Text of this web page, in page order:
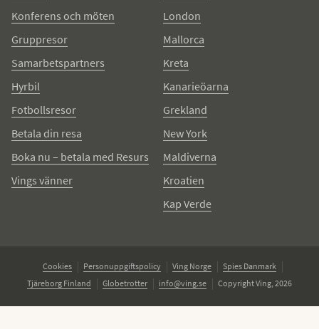
Konferens och möten
Gruppresor
Samarbetspartners
Hyrbil
Fotbollsresor
Betala din resa
Boka nu – betala med Resurs
Vings vänner
London
Mallorca
Kreta
Kanarieöarna
Grekland
New York
Maldiverna
Kroatien
Kap Verde
Cookies Personuppgiftspolicy Ving Norge
Spies Danmark
Tjäreborg Finland
Globetrotter info@ving.se Copyright Ving, 2026